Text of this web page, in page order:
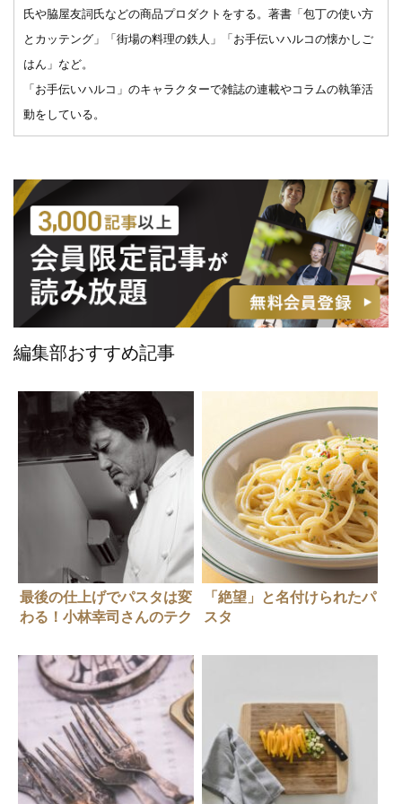
氏や脇屋友詞氏などの商品プロダクトをする。著書「包丁の使い方
とカッテング」「街場の料理の鉄人」「お手伝いハルコの懐かしご
はん」など。
「お手伝いハルコ」のキャラクターで雑誌の連載やコラムの執筆活
動をしている。
編集部おすすめ記事
最後の仕上げでパスタは変
わる！小林幸司さんのテク
「絶望」と名付けられたパ
スタ